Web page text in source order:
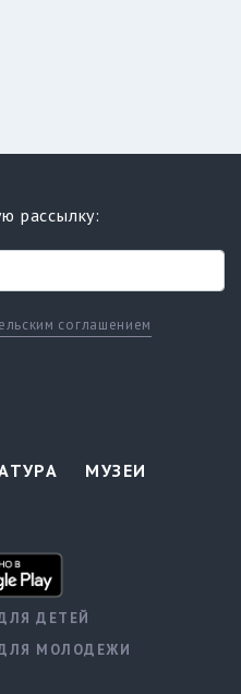
рассылку:
соглашением
МУЗЕИ
ДЕТЕЙ
МОЛОДЕЖИ